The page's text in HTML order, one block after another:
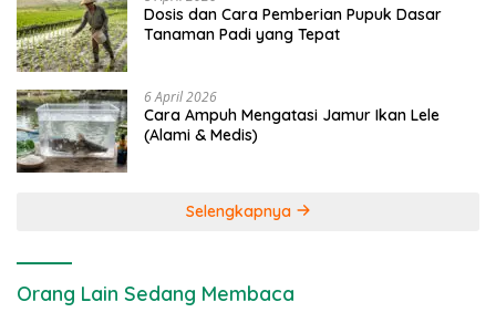
Dosis dan Cara Pemberian Pupuk Dasar
Tanaman Padi yang Tepat
6 April 2026
Cara Ampuh Mengatasi Jamur Ikan Lele
(Alami & Medis)
Selengkapnya
Orang Lain Sedang Membaca